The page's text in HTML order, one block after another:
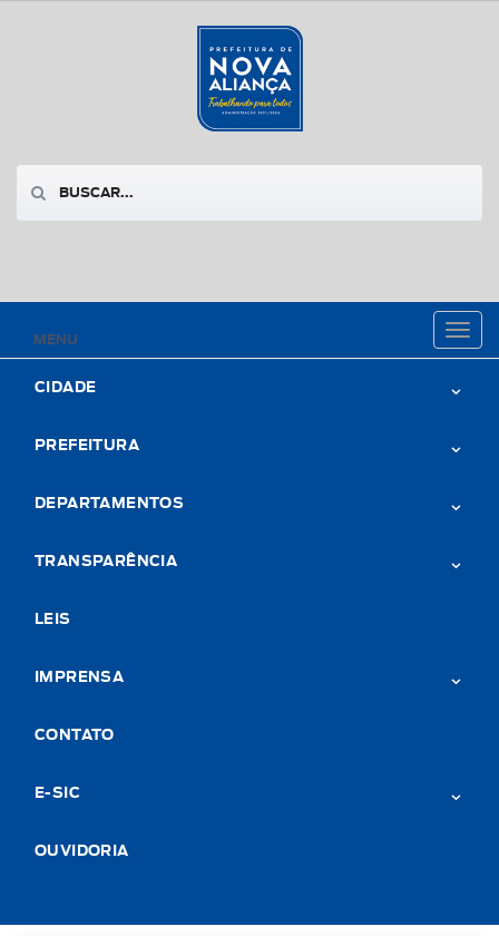
MENU
Toggle
CIDADE
PREFEITURA
DEPARTAMENTOS
TRANSPARÊNCIA
LEIS
IMPRENSA
CONTATO
E-SIC
OUVIDORIA